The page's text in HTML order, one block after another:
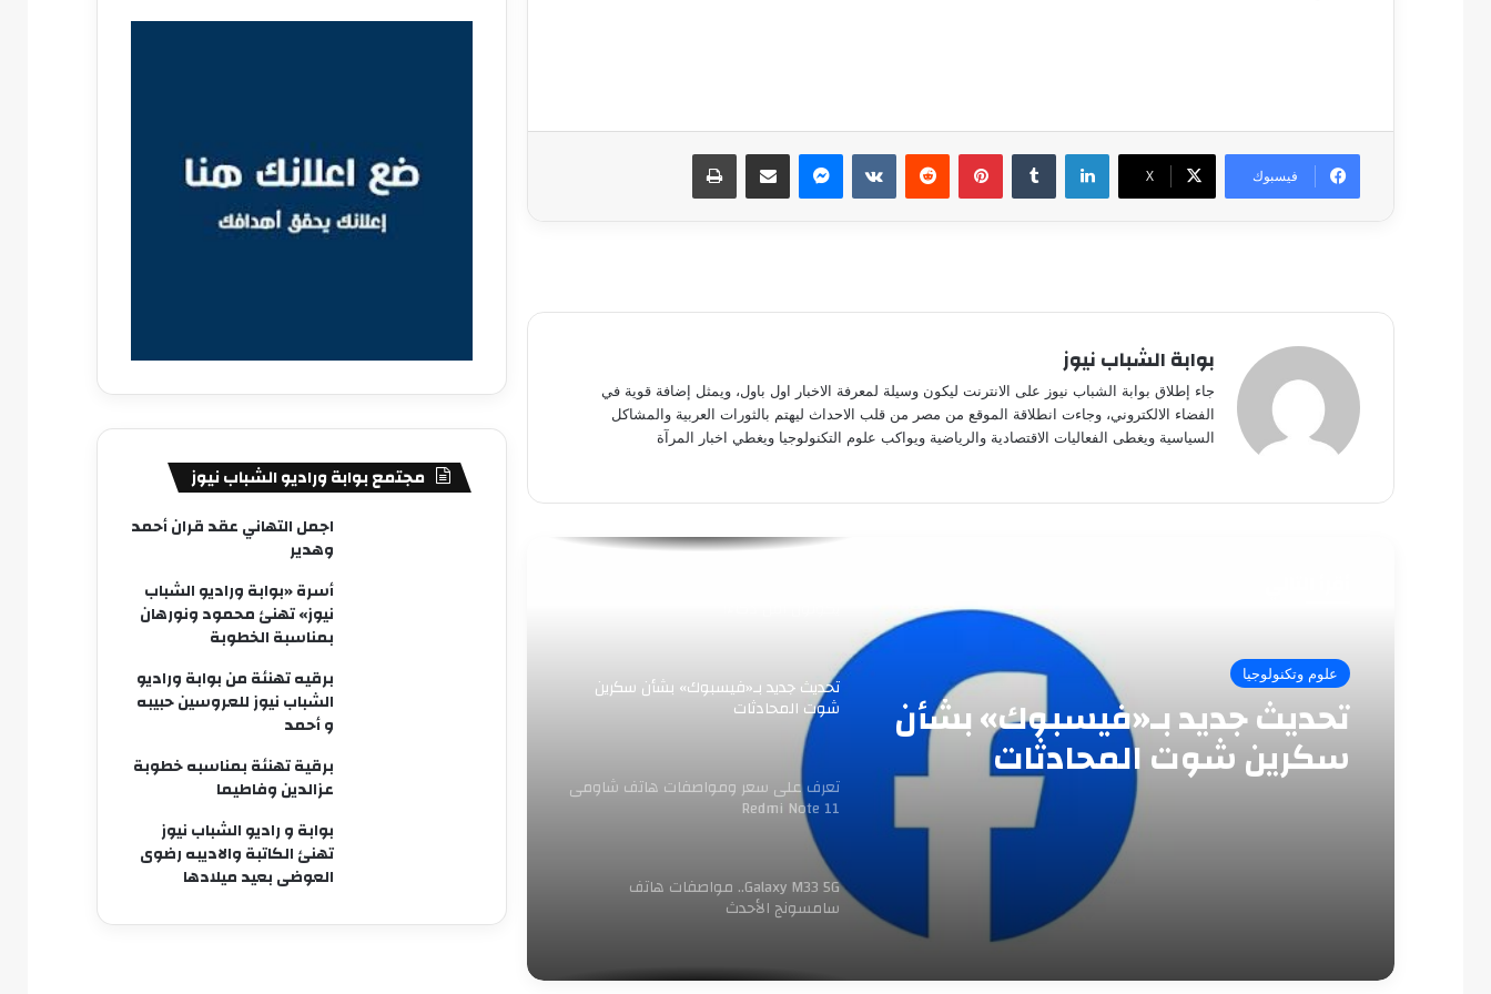
فيسبوك ‫X
لينكدإن بينتيريست ماسنجر مشاركة عبر البريد طباعة
بوابة الشباب نيوز
جاء إطلاق بوابة الشباب نيوز على الانترنت ليكون وسيلة لمعرفة الاخبار اول باول، ويمثل إضافة قوية في
الفضاء الالكتروني، وجاءت انطلاقة الموقع من مصر من قلب الاحداث ليهتم بالثورات العربية والمشاكل
السياسية ويغطى الفعاليات الاقتصادية والرياضية ويواكب علوم التكنولوجيا ويغطي اخبار المرآة
علوم وتكنولوجيا
تحديث جديد بـ«فيسبوك» بشأن
سكرين شوت المحادثات
الدولة
إنستجرام تعتزم تقييد المحتوى الموصى به
العارية
كيف تفتح أكثر من حساب واتساب على
نفس الجهاز؟
الخصوصية الجديدة
تحديث جديد بـ«فيسبوك» بشأن سكرين
شوت المحادثات
تعرف على سعر ومواصفات هاتف شاومى
Redmi Note 11
Galaxy M33 5G.. مواصفات هاتف
سامسونج الأحدث
عدم قبول دعوى حظر تطبيق تيك توك فى
مجتمع بوابة وراديو الشباب نيوز
اجمل التهاني عقد قران أحمد
وهدير
أسرة «بوابة وراديو الشباب
نيوز» تهنئ محمود ونورهان
بمناسبة الخطوبة
برقيه تهنئة من بوابة وراديو
الشباب نيوز للعروسين حبيبه
و أحمد
برقية تهنئة بمناسبه خطوبة
عزالدين وفاطيما
بوابة و راديو الشباب نيوز
تهنئ الكاتبة والاديبه رضوى
العوضى بعيد ميلادها